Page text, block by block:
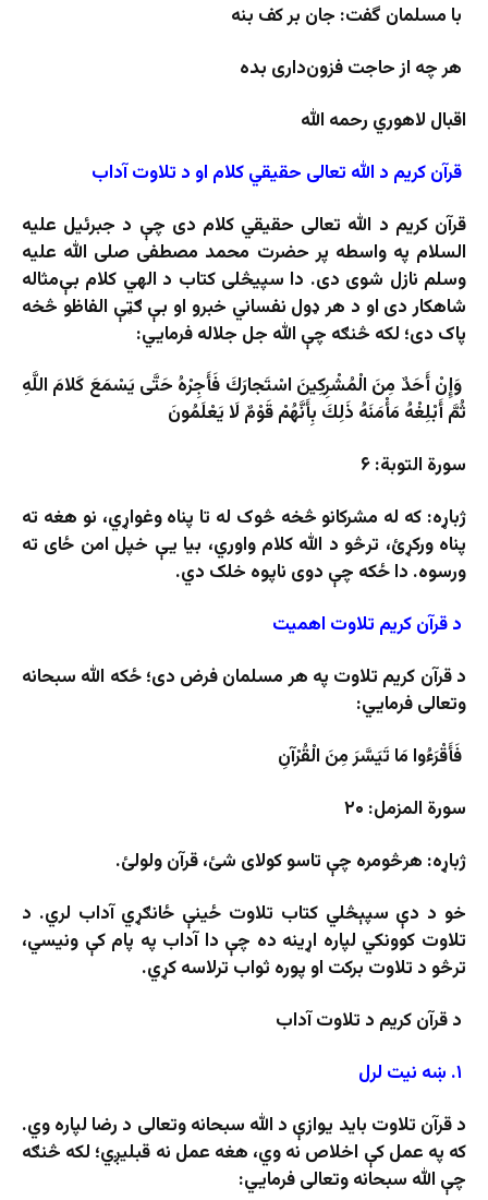
با مسلمان گفت: جان بر کف بنه
هر چه از حاجت فزون‌داری بده
اقبال لاهوري رحمه الله
قرآن کریم د الله تعالی حقیقي کلام او د تلاوت آداب
قرآن کریم د الله تعالی حقیقي کلام دی چې د جبرئیل علیه
السلام په واسطه پر حضرت محمد مصطفی صلی الله علیه
وسلم نازل شوی دی. دا سپیڅلی کتاب د الهي کلام بې‌مثاله
شاهکار دی او د هر ډول نفساني خبرو او بې ګټې الفاظو څخه
پاک دی؛ لکه څنګه چې الله جل جلاله فرمایي:
وَإِنْ أَحَدٌ مِنَ الْمُشْرِكِينَ اسْتَجارَكَ فَأَجِرْهُ حَتَّى يَسْمَعَ كَلامَ اللَّهِ
ثُمَّ أَبْلِغْهُ مَأْمَنَهُ ذَلِكَ بِأَنَّهُمْ قَوْمٌ لَا يَعْلَمُونَ
سورة التوبة: ۶
ژباړه: که له مشرکانو څخه څوک له تا پناه وغواړي، نو هغه ته
پناه ورکړئ، ترڅو د الله کلام واوري، بیا یې خپل امن ځای ته
ورسوه. دا ځکه چې دوی ناپوه خلک دي.
د قرآن کریم تلاوت اهمیت
د قرآن کریم تلاوت په هر مسلمان فرض دی؛ ځکه الله سبحانه
وتعالی فرمایي:
فَأَقْرَءُوا مَا تَيَسَّرَ مِنَ الْقُرْآنِ
سورة المزمل: ۲۰
ژباړه: هرڅومره چې تاسو کولای شئ، قرآن ولولئ.
خو د دې سپېڅلي کتاب تلاوت ځینې ځانګړي آداب لري. د
تلاوت کوونکي لپاره اړینه ده چې دا آداب په پام کې ونیسي،
ترڅو د تلاوت برکت او پوره ثواب ترلاسه کړي.
د قرآن کریم د تلاوت آداب
د قرآن تلاوت باید یوازې د الله سبحانه وتعالی د رضا لپاره وي.
که په عمل کې اخلاص نه وي، هغه عمل نه قبلیږي؛ لکه څنګه
چې الله سبحانه وتعالی فرمایي: